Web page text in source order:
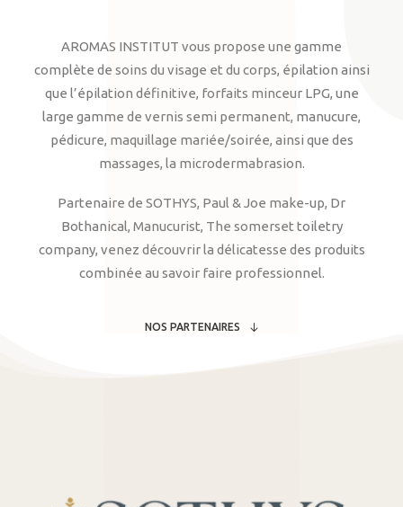
AROMAS INSTITUT vous propose une gamme
complète de soins du visage et du corps, épilation ainsi
que l’épilation définitive, forfaits minceur LPG, une
large gamme de vernis semi permanent, manucure,
pédicure, maquillage mariée/soirée, ainsi que des
massages, la microdermabrasion.
Partenaire de SOTHYS, Paul & Joe make-up, Dr
Bothanical, Manucurist, The somerset toiletry
company, venez découvrir la délicatesse des produits
combinée au savoir faire professionnel.
NOS PARTENAIRES